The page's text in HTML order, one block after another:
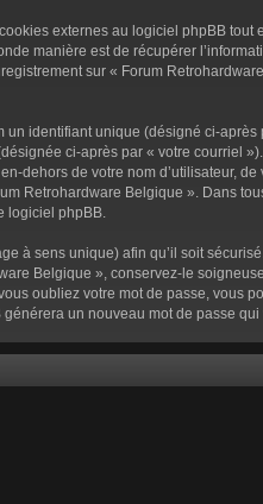
externes au logiciel phpBB
manière est de récupérer
sur « Forum
un identifiant unique (désigné ci-
ci-après par « votre courriel
dehors de votre nom d’utilisateur,
Retrohardware Belgique ». Dans
logiciel phpBB.
à sens unique) afin qu’il soit
Belgique », conservez-le
oubliez votre mot de passe, vous
un nouveau mot de passe